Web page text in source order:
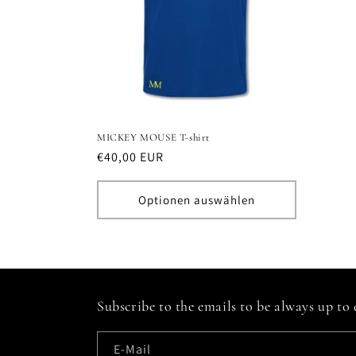
MICKEY MOUSE T-shirt
Normaler
Preis
€40,00 EUR
Optionen auswählen
Subscribe to the emails to be always up
E-Mail